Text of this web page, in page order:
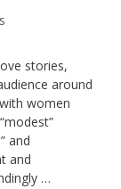
stories,
around
women
and
and
…